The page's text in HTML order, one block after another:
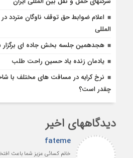
اعلام ضوابط حق توقف ناوگان متردد
المللى
هجدهمین جلسه بخش جاده ای
یادمان زنده یاد حسین راحت طلب
نرخ کرایه در مسافت‌ های مختلف با
چقدر است؟
دیدگاههای اخیر
fateme
خانم کسائی عزیز شما باعث